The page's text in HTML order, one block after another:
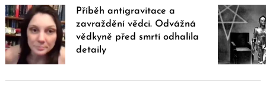
Příběh antigravitace a
zavraždění vědci. Odvážná
vědkyně před smrtí odhalila
detaily